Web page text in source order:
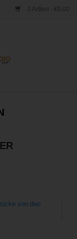
0 Artikel - €0,00
von den